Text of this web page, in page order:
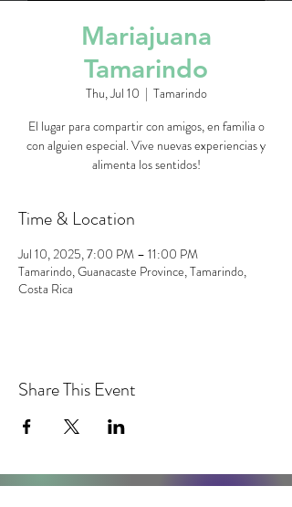
Mariajuana
Tamarindo
Thu, Jul 10
  |
Tamarindo
El lugar para compartir con amigos, en familia o
con alguien especial. Vive nuevas experiencias y
alimenta los sentidos!
Time & Location
Jul 10, 2025, 7:00 PM – 11:00 PM
Tamarindo, Guanacaste Province, Tamarindo,
Costa Rica
Share This Event